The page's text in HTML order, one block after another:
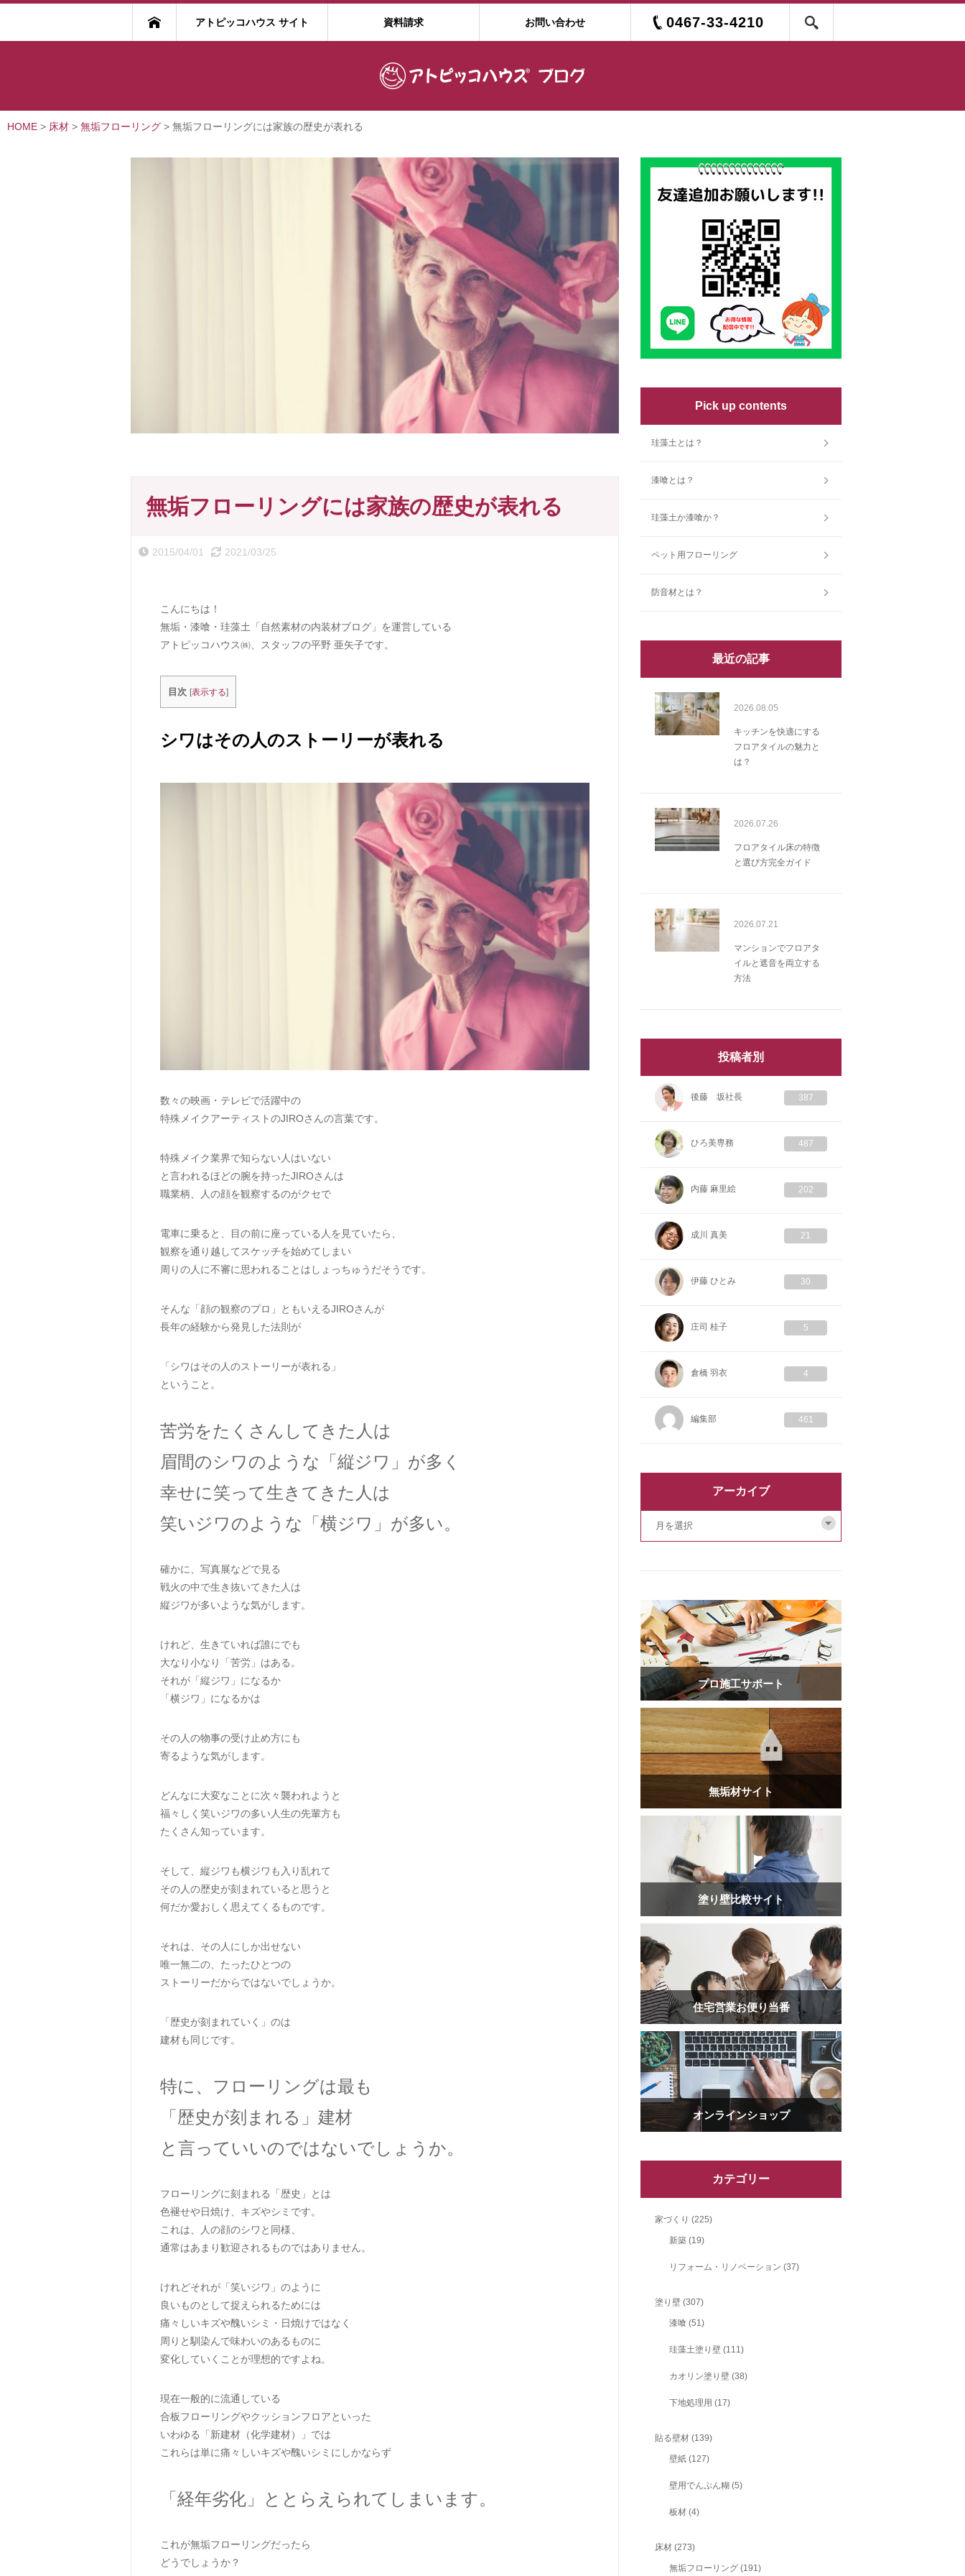
アトピッコハウス サイト 資料請求 お問い合わせ 0467-33-4210
HOME > 床材 > 無垢フローリング > 無垢フローリングには家族の歴史が表れる
無垢フローリングには家族の歴史が表れる
2015/04/01 2021/03/25
こんにちは！
無垢・漆喰・珪藻土「自然素材の内装材ブログ」を運営している
アトピッコハウス㈱、スタッフの平野 亜矢子です。
目次 [表示する]
シワはその人のストーリーが表れる
数々の映画・テレビで活躍中の
特殊メイクアーティストのJIROさんの言葉です。
特殊メイク業界で知らない人はいない
と言われるほどの腕を持ったJIROさんは
職業柄、人の顔を観察するのがクセで
電車に乗ると、目の前に座っている人を見ていたら、
観察を通り越してスケッチを始めてしまい
周りの人に不審に思われることはしょっちゅうだそうです。
そんな「顔の観察のプロ」ともいえるJIROさんが
長年の経験から発見した法則が
「シワはその人のストーリーが表れる」
ということ。
苦労をたくさんしてきた人は
眉間のシワのような「縦ジワ」が多く
幸せに笑って生きてきた人は
笑いジワのような「横ジワ」が多い。
確かに、写真展などで見る
戦火の中で生き抜いてきた人は
縦ジワが多いような気がします。
けれど、生きていれば誰にでも
大なり小なり「苦労」はある。
それが「縦ジワ」になるか
「横ジワ」になるかは
その人の物事の受け止め方にも
寄るような気がします。
どんなに大変なことに次々襲われようと
福々しく笑いジワの多い人生の先輩方も
たくさん知っています。
そして、縦ジワも横ジワも入り乱れて
その人の歴史が刻まれていると思うと
何だか愛おしく思えてくるものです。
それは、その人にしか出せない
唯一無二の、たったひとつの
ストーリーだからではないでしょうか。
「歴史が刻まれていく」のは
建材も同じです。
特に、フローリングは最も
「歴史が刻まれる」建材
と言っていいのではないでしょうか。
フローリングに刻まれる「歴史」とは
色褪せや日焼け、キズやシミです。
これは、人の顔のシワと同様、
通常はあまり歓迎されるものではありません。
けれどそれが「笑いジワ」のように
良いものとして捉えられるためには
痛々しいキズや醜いシミ・日焼けではなく
周りと馴染んで味わいのあるものに
変化していくことが理想的ですよね。
現在一般的に流通している
合板フローリングやクッションフロアといった
いわゆる「新建材（化学建材）」では
これらは単に痛々しいキズや醜いシミにしかならず
「経年劣化」ととらえられてしまいます。
これが無垢フローリングだったら
どうでしょうか？
Pick up contents
珪藻土とは？
漆喰とは？
珪藻土か漆喰か？
ペット用フローリング
防音材とは？
最近の記事
2026.08.05
キッチンを快適にする
フロアタイルの魅力と
は？
2026.07.26
フロアタイル床の特徴
と選び方完全ガイド
2026.07.21
マンションでフロアタ
イルと遮音を両立する
方法
投稿者別
後藤 坂社長 387
ひろ美専務 487
内藤 麻里絵 202
成川 真美 21
伊藤 ひとみ 30
庄司 桂子 5
倉橋 羽衣 4
編集部 461
アーカイブ
プロ施工サポート
無垢材サイト
塗り壁比較サイト
住宅営業お便り当番
オンラインショップ
カテゴリー
家づくり (225)
新築 (19)
リフォーム・リノベーション (37)
塗り壁 (307)
漆喰 (51)
珪藻土塗り壁 (111)
カオリン塗り壁 (38)
下地処理用 (17)
貼る壁材 (139)
壁紙 (127)
壁用でんぷん糊 (5)
板材 (4)
床材 (273)
無垢フローリング (191)